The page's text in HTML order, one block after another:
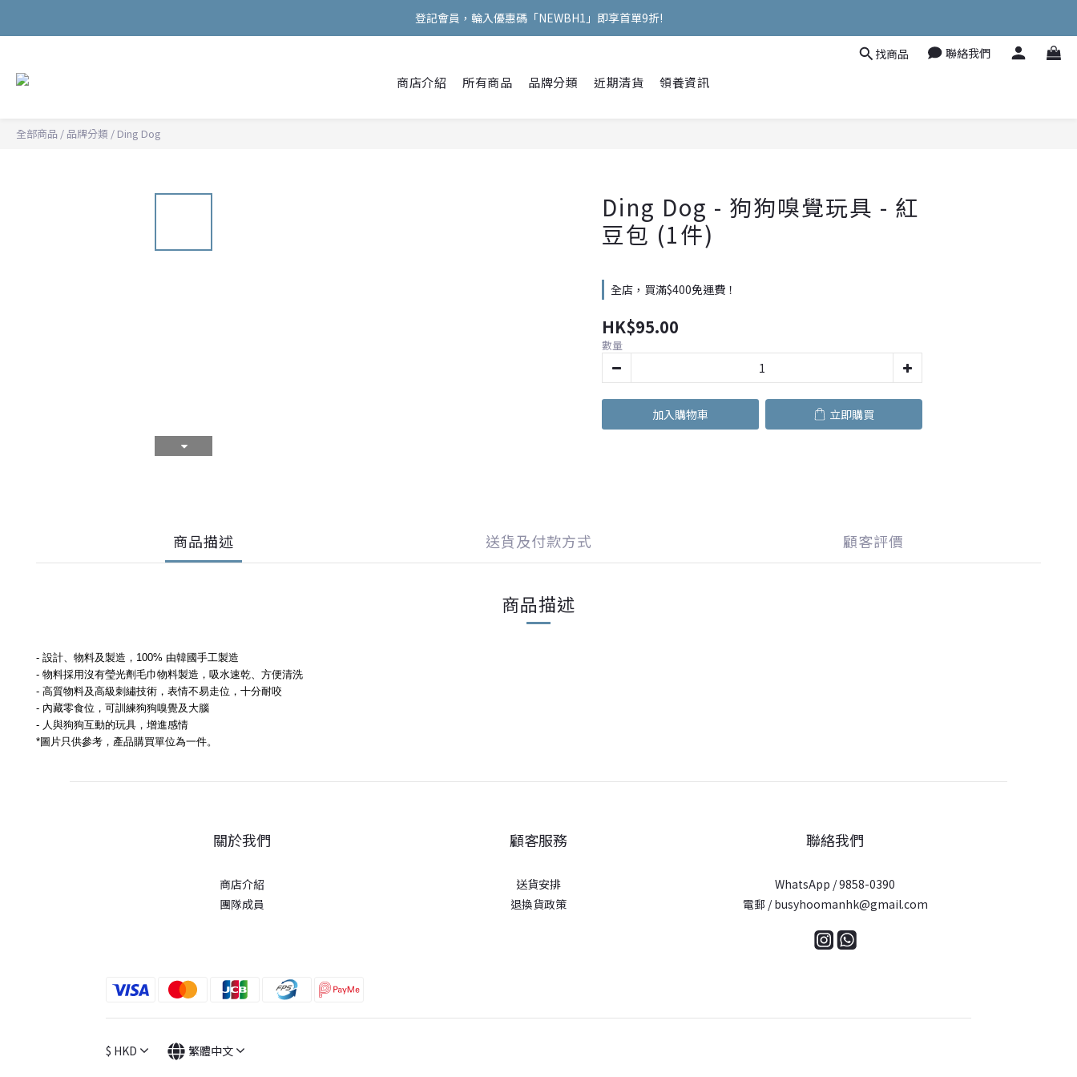
Welcome Hooman !
登記會員，輪入優惠碼「NEWBH1」即享首單9折!
找商品 聯絡我們
商店介紹 所有商品 品牌分類 近期清貨 領養資訊
全部商品 / 品牌分類 / Ding Dog
Ding Dog - 狗狗嗅覺玩具 - 紅
豆包 (1件)
全店，買滿$400免運費！
HK$95.00
數量
加入購物車 立即購買
商品描述 送貨及付款方式 顧客評價
商品描述
- 設計、物料及製造，100% 由韓國手工製造
- 物料採用沒有瑩光劑毛巾物料製造，吸水速乾、方便清洗
- 高質物料及高級刺繡技術，表情不易走位，十分耐咬
- 內藏零食位，可訓練狗狗嗅覺及大腦
- 人與狗狗互動的玩具，增進感情
*圖片只供參考，產品購買單位為一件。
關於我們
商店介紹
團隊成員
顧客服務
送貨安排
退換貨政策
聯絡我們
WhatsApp / 9858-0390
電郵 / busyhoomanhk@gmail.com
$ HKD 繁體中文